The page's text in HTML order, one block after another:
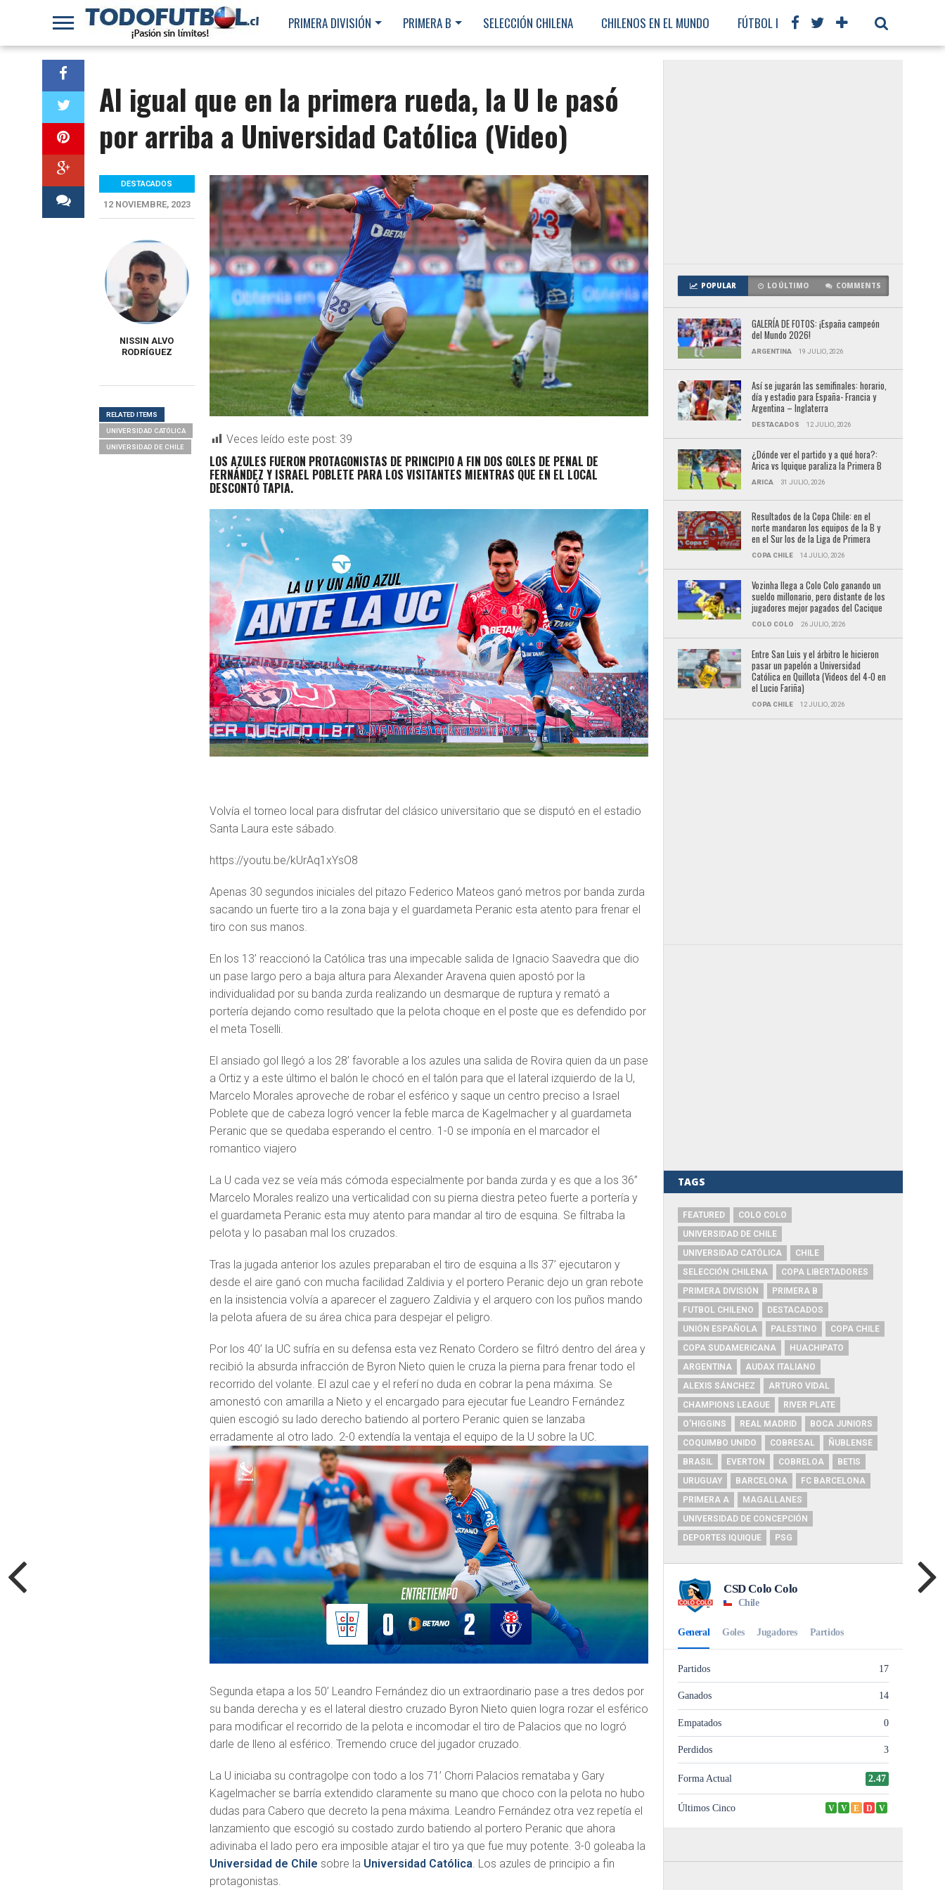
PRIMERA DIVISIÓN PRIMERA B SELECCIÓN CHILENA CHILENOS EN EL MUNDO FÚTBOL INTERNACIONAL
Al igual que en la primera rueda, la U le pasó
por arriba a Universidad Católica (Video)
Veces leído este post: 39
LOS AZULES FUERON PROTAGONISTAS DE PRINCIPIO A FIN DOS GOLES DE PENAL DE
FERNÁNDEZ Y ISRAEL POBLETE PARA LOS VISITANTES MIENTRAS QUE EN EL LOCAL
DESCONTÓ TAPIA.
Volvía el torneo local para disfrutar del clásico universitario que se disputó en el estadio
Santa Laura este sábado.
https://youtu.be/kUrAq1xYsO8
Apenas 30 segundos iniciales del pitazo Federico Mateos ganó metros por banda zurda
sacando un fuerte tiro a la zona baja y el guardameta Peranic esta atento para frenar el
tiro con sus manos.
En los 13’ reaccionó la Católica tras una impecable salida de Ignacio Saavedra que dio
un pase largo pero a baja altura para Alexander Aravena quien apostó por la
individualidad por su banda zurda realizando un desmarque de ruptura y remató a
portería dejando como resultado que la pelota choque en el poste que es defendido por
el meta Toselli.
El ansiado gol llegó a los 28’ favorable a los azules una salida de Rovira quien da un pase
a Ortiz y a este último el balón le chocó en el talón para que el lateral izquierdo de la U,
Marcelo Morales aproveche de robar el esférico y saque un centro preciso a Israel
Poblete que de cabeza logró vencer la feble marca de Kagelmacher y al guardameta
Peranic que se quedaba esperando el centro. 1-0 se imponía en el marcador el
romantico viajero
La U cada vez se veía más cómoda especialmente por banda zurda y es que a los 36”
Marcelo Morales realizo una verticalidad con su pierna diestra peteo fuerte a portería y
el guardameta Peranic esta muy atento para mandar al tiro de esquina. Se filtraba la
pelota y lo pasaban mal los cruzados.
Tras la jugada anterior los azules preparaban el tiro de esquina a lls 37’ ejecutaron y
desde el aire ganó con mucha facilidad Zaldivia y el portero Peranic dejo un gran rebote
en la insistencia volvía a aparecer el zaguero Zaldivia y el arquero con los puños mando
la pelota afuera de su área chica para despejar el peligro.
Por los 40’ la UC sufría en su defensa esta vez Renato Cordero se filtró dentro del área y
recibió la absurda infracción de Byron Nieto quien le cruza la pierna para frenar todo el
recorrido del volante. El azul cae y el referí no duda en cobrar la pena máxima. Se
amonestó con amarilla a Nieto y el encargado para ejecutar fue Leandro Fernández
quien escogió su lado derecho batiendo al portero Peranic quien se lanzaba
erradamente al otro lado. 2-0 extendía la ventaja el equipo de la U sobre la UC.
Segunda etapa a los 50’ Leandro Fernández dio un extraordinario pase a tres dedos por
su banda derecha y es el lateral diestro cruzado Byron Nieto quien logra rozar el esférico
para modificar el recorrido de la pelota e incomodar el tiro de Palacios que no logró
darle de lleno al esférico. Tremendo cruce del jugador cruzado.
La U iniciaba su contragolpe con todo a los 71’ Chorri Palacios remataba y Gary
Kagelmacher se barría extendido claramente su mano que choco con la pelota no hubo
dudas para Cabero que decreto la pena máxima. Leandro Fernández otra vez repetía el
lanzamiento que escogió su costado zurdo batiendo al portero Peranic que ahora
adivinaba el lado pero era imposible atajar el tiro ya que fue muy potente. 3-0 goleaba la
Universidad de Chile sobre la Universidad Católica. Los azules de principio a fin
protagonistas.
DESTACADOS
12 NOVIEMBRE, 2023
NISSIN ALVO
RODRÍGUEZ
RELATED ITEMS
UNIVERSIDAD CATÓLICA
UNIVERSIDAD DE CHILE
POPULAR LO ÚLTIMO COMMENTS
GALERÍA DE FOTOS: ¡España campeón
del Mundo 2026!
ARGENTINA 19 JULIO, 2026
Así se jugarán las semifinales: horario,
día y estadio para España- Francia y
Argentina – Inglaterra
DESTACADOS 12 JULIO, 2026
¿Dónde ver el partido y a qué hora?:
Arica vs Iquique paraliza la Primera B
ARICA 31 JULIO, 2026
Resultados de la Copa Chile: en el
norte mandaron los equipos de la B y
en el Sur los de la Liga de Primera
COPA CHILE 14 JULIO, 2026
Vozinha llega a Colo Colo ganando un
sueldo millonario, pero distante de los
jugadores mejor pagados del Cacique
COLO COLO 26 JULIO, 2026
Entre San Luis y el árbitro le hicieron
pasar un papelón a Universidad
Católica en Quillota (Videos del 4-0 en
el Lucio Fariña)
COPA CHILE 12 JULIO, 2026
TAGS
FEATURED
COLO COLO
UNIVERSIDAD DE CHILE
UNIVERSIDAD CATÓLICA
CHILE
SELECCIÓN CHILENA
COPA LIBERTADORES
PRIMERA DIVISIÓN
PRIMERA B
FUTBOL CHILENO
DESTACADOS
UNIÓN ESPAÑOLA
PALESTINO
COPA CHILE
COPA SUDAMERICANA
HUACHIPATO
ARGENTINA
AUDAX ITALIANO
ALEXIS SÁNCHEZ
ARTURO VIDAL
CHAMPIONS LEAGUE
RIVER PLATE
O'HIGGINS
REAL MADRID
BOCA JUNIORS
COQUIMBO UNIDO
COBRESAL
ÑUBLENSE
BRASIL
EVERTON COBRELOA
BETIS
URUGUAY
BARCELONA
FC BARCELONA
PRIMERA A
MAGALLANES
UNIVERSIDAD DE CONCEPCIÓN
DEPORTES IQUIQUE
PSG